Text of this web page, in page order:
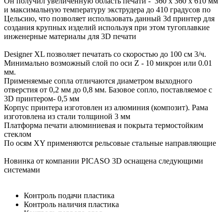
и максимальную температуру экструдера до 410 градусов по
Цельсию, что позволяет использовать данный 3d принтер для
создания крупных изделий используя при этом тугоплавкие
инженерные материалы для 3D печати
Designer XL позволяет печатать со скоростью до 100 см 3/ч.
Минимально возможный слой по оси Z - 10 микрон или 0.01
мм.
Применяемые сопла отличаются диаметром выходного
отверстия от 0,2 мм до 0,8 мм. Базовое сопло, поставляемое с
3D принтером- 0,5 мм
Корпус принтера изготовлен из алюминия (композит). Рама
изготовлена из стали толщиной 3 мм
Платформа печати алюминиевая и покрыта термостойким
стеклом
По осям XY применяются рельсовые стальные направляющие
Новинка от компании PICASO 3D оснащена следующими
системами
Контроль подачи пластика
Контроль наличия пластика